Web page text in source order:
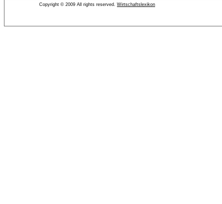
Copyright © 2009 All rights reserved. Wirtschaftslexikon